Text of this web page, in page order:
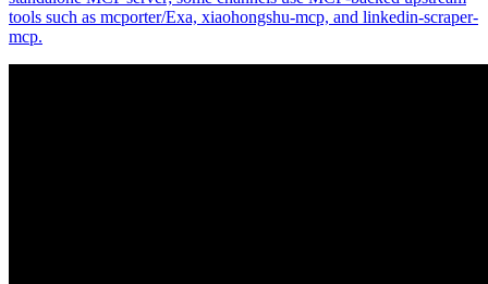
tools such as mcporter/Exa, xiaohongshu-mcp, and linkedin-scraper-
mcp.